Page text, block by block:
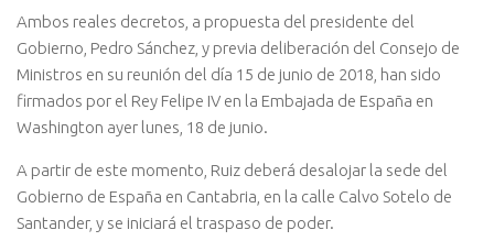
Ambos reales decretos, a propuesta del presidente del
Gobierno, Pedro Sánchez, y previa deliberación del Consejo de
Ministros en su reunión del día 15 de junio de 2018, han sido
firmados por el Rey Felipe IV en la Embajada de España en
Washington ayer lunes, 18 de junio.
A partir de este momento, Ruiz deberá desalojar la sede del
Gobierno de España en Cantabria, en la calle Calvo Sotelo de
Santander, y se iniciará el traspaso de poder.